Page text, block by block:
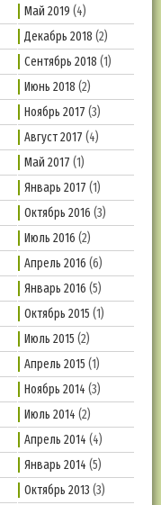
Май 2019 (4)
Декабрь 2018 (2)
Сентябрь 2018 (1)
Июнь 2018 (2)
Ноябрь 2017 (3)
Август 2017 (4)
Май 2017 (1)
Январь 2017 (1)
Октябрь 2016 (3)
Июль 2016 (2)
Апрель 2016 (6)
Январь 2016 (5)
Октябрь 2015 (1)
Июль 2015 (2)
Апрель 2015 (1)
Ноябрь 2014 (3)
Июль 2014 (2)
Апрель 2014 (4)
Январь 2014 (5)
Октябрь 2013 (3)